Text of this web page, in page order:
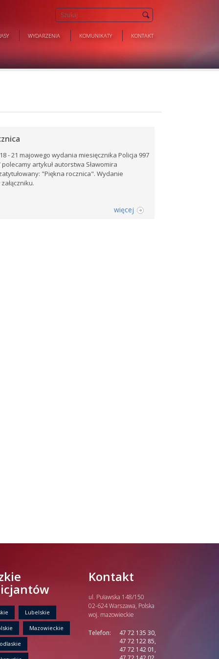
WYDARZENIA KOMUNIKATY KONTAKT
- 21 majowego wydania miesięcznika Policja 997
polecamy artykuł autorstwa Sławomira
"Piękna rocznica". Wydanie
więcej
Lubelskie
Mazowieckie
Kontakt
ul. Puławska 148/150
02-624 Warszawa, Polska
woj. mazowieckie
Telefon:
47 72 135 30,
47 72 122 85,
47 72 142 01,